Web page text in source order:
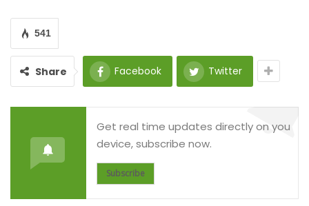
541
Share Facebook Twitter
Get real time updates directly on you
device, subscribe now.
Subscribe